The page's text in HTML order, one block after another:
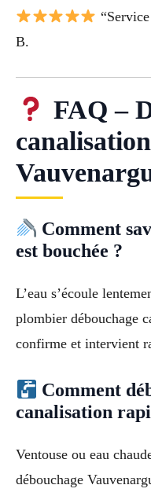
B.
FAQ –
Comment
est bouchée ?
L’eau s’écoule
plombier débouchage
confirme et intervient
Comment
canalisation
Ventouse ou eau
débouchage